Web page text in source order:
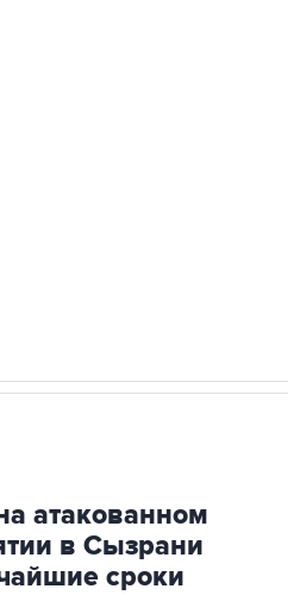
атакованном
в Сызрани
сроки